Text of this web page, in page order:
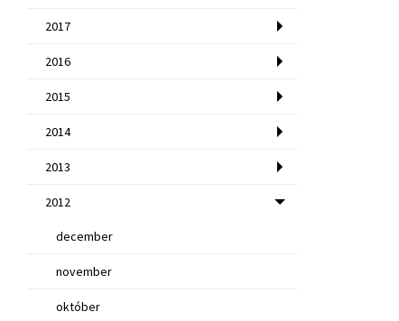
2017
2016
2015
2014
2013
2012
december
november
október